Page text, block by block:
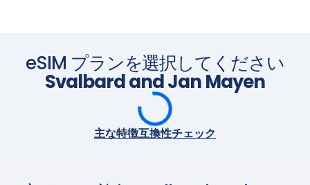
eSIM プランを選択してください
Svalbard and Jan Mayen
主な特徴互換性チェック